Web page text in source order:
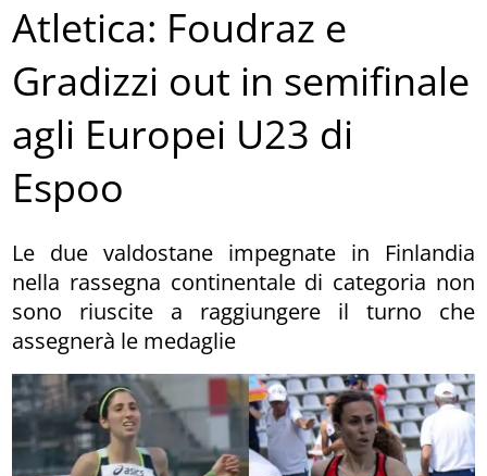
Atletica: Foudraz e
Gradizzi out in semifinale
agli Europei U23 di
Espoo
Le due valdostane impegnate in Finlandia
nella rassegna continentale di categoria non
sono riuscite a raggiungere il turno che
assegnerà le medaglie